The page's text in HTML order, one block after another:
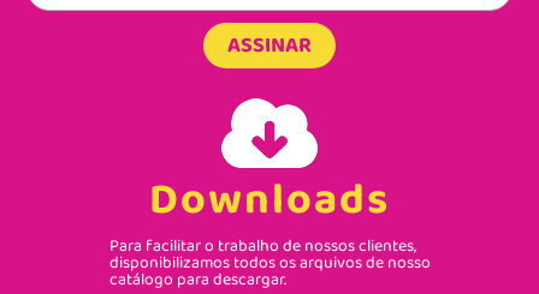
ASSINAR
Downloads
Para facilitar o trabalho de nossos clientes,
disponibilizamos todos os arquivos de nosso
catálogo para descargar.